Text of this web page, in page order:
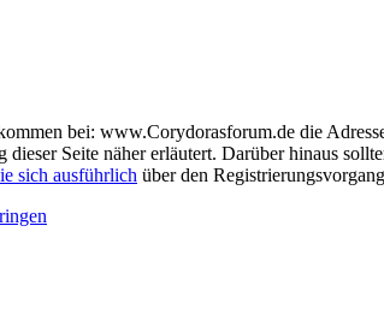
bei: www.Corydorasforum.de die
Seite näher erläutert. Darüber hinaus
sich ausführlich über den